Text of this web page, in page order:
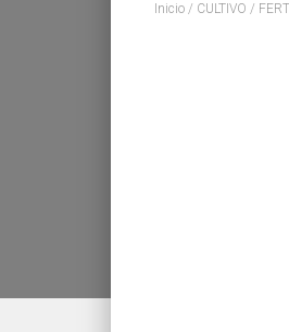
Inicio / CULTIVO /